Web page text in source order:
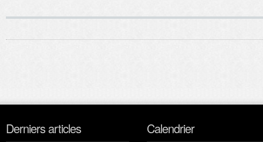
Derniers articles Calendrier